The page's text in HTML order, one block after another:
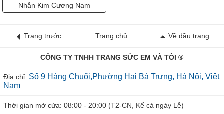
Nhẫn Kim Cương Nam
Trang trước Trang chủ Về đầu trang
CÔNG TY TNHH TRANG SỨC EM VÀ TÔI ®
Địa chỉ: Số 9 Hàng Chuối,Phường Hai Bà Trưng, Hà Nội, Việt
Nam
Thời gian mở cửa: 08:00 - 20:00 (T2-CN, Kể cả ngày Lễ)